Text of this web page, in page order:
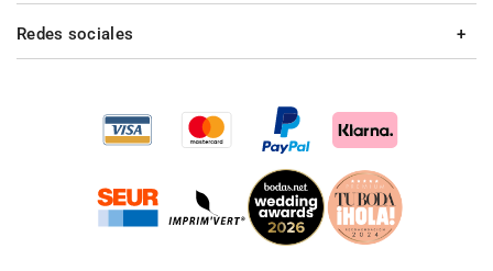
Redes sociales